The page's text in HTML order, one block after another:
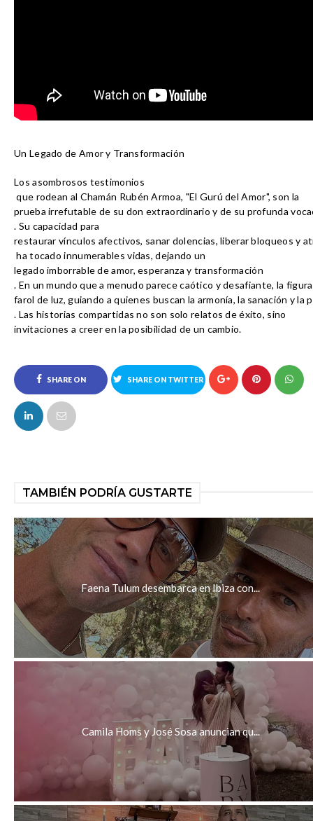
Un Legado de Amor y Transformación
Los asombrosos testimonios
que rodean al Chamán Rubén Armoa, "El Gurú del Amor", son la
prueba irrefutable de su don extraordinario y de su profunda
. Su capacidad para
restaurar vínculos afectivos, sanar dolencias, liberar bloqueos y
ha tocado innumerables vidas, dejando un
legado imborrable de amor, esperanza y transformación
. En un mundo que a menudo parece caótico y desafiante, la
farol de luz, guiando a quienes buscan la armonía, la sanación y la
. Las historias compartidas no son solo relatos de éxito, sino
invitaciones a creer en la posibilidad de un cambio.
SHARE ON
FACEBOOK
SHARE ON TWITTER
TAMBIÉN PODRÍA GUSTARTE
Faena Tulum desembarca en Ibiza con...
Camila Homs y José Sosa anuncian qu...